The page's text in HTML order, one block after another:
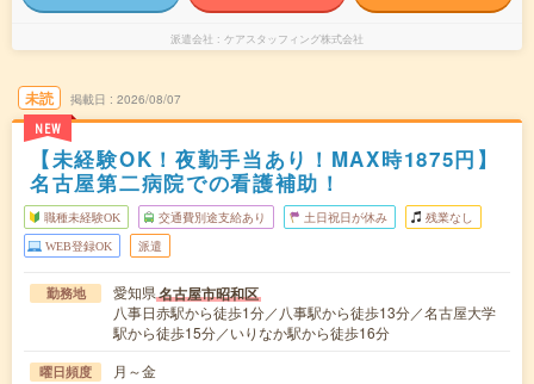
派遣会社 ケアスタッフィング株式会社
未読
NEW
掲載日 2026/08/07
【未経験OK！夜勤手当あり！MAX時1875円】
名古屋第二病院での看護補助！
職種未経験OK 交通費別途支給あり 土日祝日が休み 残業なし
WEB登録OK 派遣
勤務地 愛知県名古屋市昭和区
八事日赤駅から徒歩1分／八事駅から徒歩13分／名古屋大学
駅から徒歩15分／いりなか駅から徒歩16分
曜日頻度 月～金